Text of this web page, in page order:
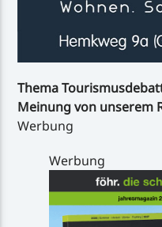
Thema
Meinung von unserem
Werbung
Werbung